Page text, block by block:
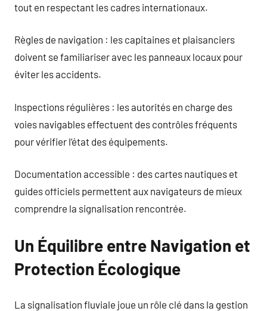
tout en respectant les cadres internationaux.
Règles de navigation : les capitaines et plaisanciers
doivent se familiariser avec les panneaux locaux pour
éviter les accidents.
Inspections régulières : les autorités en charge des
voies navigables effectuent des contrôles fréquents
pour vérifier l’état des équipements.
Documentation accessible : des cartes nautiques et
guides officiels permettent aux navigateurs de mieux
comprendre la signalisation rencontrée.
Un Équilibre entre Navigation et
Protection Écologique
La signalisation fluviale joue un rôle clé dans la gestion